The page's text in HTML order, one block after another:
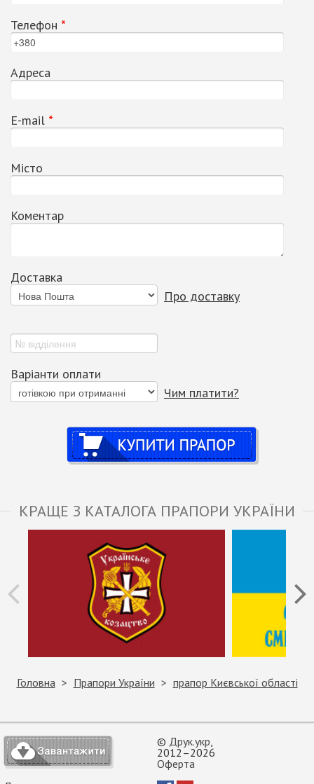
Телефон *
Адреса
Е-mail *
Місто
Коментар
Доставка
Про доставку
Варіанти оплати
Чим платити?
Купити
КРАЩЕ З КАТАЛОГА ПРАПОРИ УКРАЇНИ
Головна Прапори України прапор Києвської області
© Друк.укр
2012–2026
Оферта